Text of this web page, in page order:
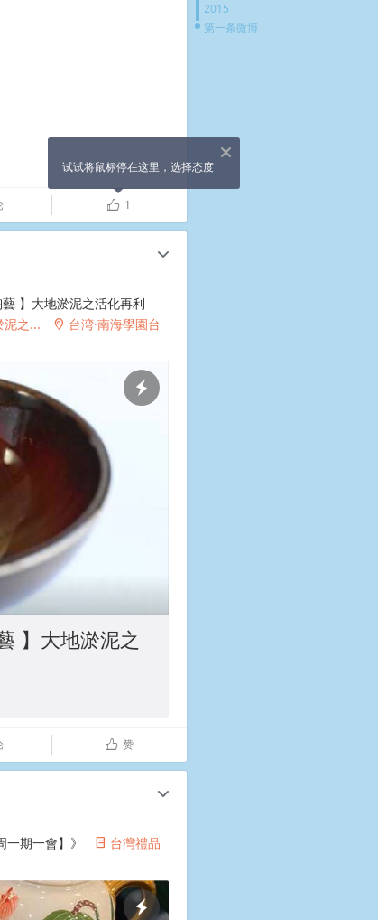
ñ 1
c
】大地淤泥之活化再利
泥之... 2 台湾·南海學園台

】大地淤泥之
ñ 赞
c
期一會】》 ° 台灣禮品

2015
第一条微博
X
试试将鼠标停在这里，选择态度